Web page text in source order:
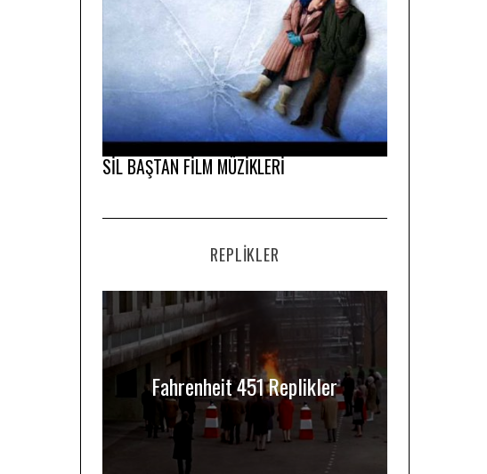
SİL BAŞTAN FİLM MÜZİKLERİ
REPLIKLER
Fahrenheit 451 Replikler